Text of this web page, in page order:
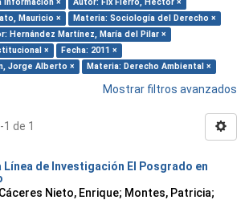
Mauricio ×
Materia: Sociología del Derecho ×
Hernández Martínez, María del Pilar ×
×
Fecha: 2011 ×
Jorge Alberto ×
Materia: Derecho Ambiental ×
Mostrar filtros avanzados
de 1
Línea de Investigación El Posgrado en
Cáceres Nieto, Enrique; Montes, Patricia;